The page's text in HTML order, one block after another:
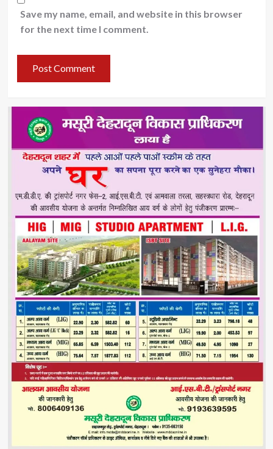
Save my name, email, and website in this browser
for the next time I comment.